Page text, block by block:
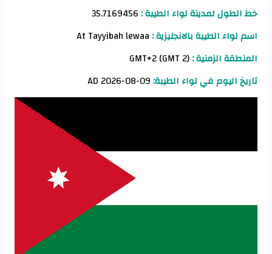
خط الطول لمدينة لواء الطيبة :
اسم لواء الطيبة بالانجليزية :
المنطقة الزمنية :
تاريخ اليوم في لواء الطيبة: